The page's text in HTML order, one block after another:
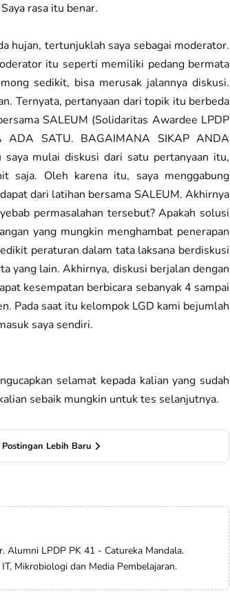
rasa itu benar.
hujan, tertunjuklah saya sebagai moderator.
itu seperti memiliki pedang bermata
sedikit, bisa merusak jalannya diskusi.
Ternyata, pertanyaan dari topik itu berbeda
SALEUM (Solidaritas Awardee LPDP
ADA SATU. BAGAIMANA SIKAP ANDA
saya mulai diskusi dari satu pertanyaan itu,
saja. Oleh karena itu, saya menggabung
dari latihan bersama SALEUM. Akhirnya
permasalahan tersebut? Apakah solusi
yang mungkin menghambat penerapan
peraturan dalam tata laksana berdiskusi
yang lain. Akhirnya, diskusi berjalan dengan
kesempatan berbicara sebanyak 4 sampai
Pada saat itu kelompok LGD kami bejumlah
saya sendiri.
selamat kepada kalian yang sudah
sebaik mungkin untuk tes selanjutnya.
Postingan Lebih Baru
Alumni LPDP PK 41 - Catureka Mandala.
Mikrobiologi dan Media Pembelajaran.